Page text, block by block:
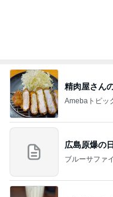
精肉屋さん
Amebaトピッ
広島原爆の
ブルーサファ